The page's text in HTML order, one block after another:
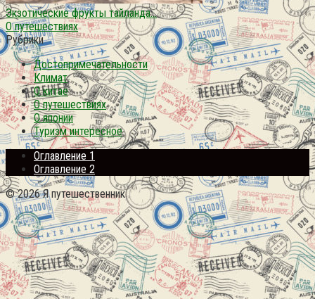
Экзотические фрукты тайланда…
О путешествиях
Рубрики
Достопримечательности
Климат
О китае
О путешествиях
О японии
Туризм интересное
Оглавление 1
Оглавление 2
© 2026 Я путешественник